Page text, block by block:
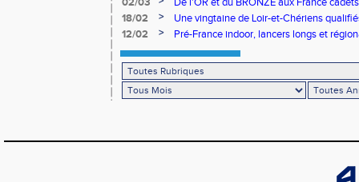
18/02
>
Une vingtaine de Loir-et-Chériens
12/02
> Pré-France indoor, lancers longs et